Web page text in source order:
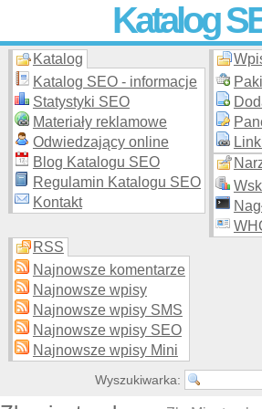
Katalog
Skuteczna i promocja stron
moderowanego katalogu
Katalog
Katalog SEO - informacje
Statystyki SEO
Materiały reklamowe
Odwiedzający online
Blog Katalogu SEO
Regulamin Katalogu SEO
Kontakt
RSS
Najnowsze komentarze
Najnowsze wpisy
Najnowsze wpisy SMS
Najnowsze wpisy SEO
Najnowsze wpisy Mini
Wyszukiwarka: